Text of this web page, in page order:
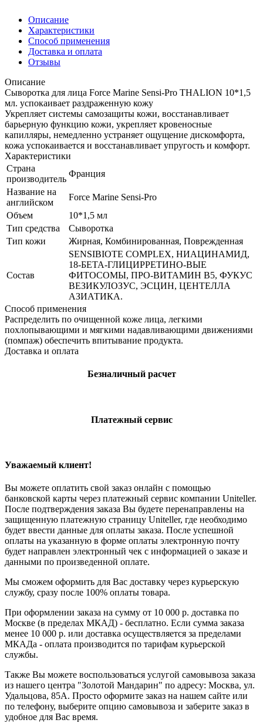
Описание
Характеристики
Способ применения
Доставка и оплата
Отзывы
Описание
Сыворотка для лица Force Marine Sensi-Pro THALION 10*1,5
мл. успокаивает раздраженную кожу
Укрепляет системы самозащиты кожи, восстанавливает
барьерную функцию кожи, укрепляет кровеносные
капилляры, немедленно устраняет ощущение дискомфорта,
кожа успокаивается и восстанавливает упругость и комфорт.
Характеристики
Страна
производитель
Франция
Название на
английском
Force Marine Sensi-Pro
Объем
10*1,5 мл
Тип средства
Сыворотка
Тип кожи
Жирная, Комбинированная, Поврежденная
Состав
SENSIBIOTE COMPLEX, НИАЦИНАМИД,
18-БЕТА-ГЛИЦИРРЕТИНО-ВЫЕ
ФИТОСОМЫ, ПРО-ВИТАМИН В5, ФУКУС
ВЕЗИКУЛОЗУС, ЭСЦИН, ЦЕНТЕЛЛА
АЗИАТИКА.
Способ применения
Распределить по очищенной коже лица, легкими
похлопывающими и мягкими надавливающими движениями
(помпаж) обеспечить впитывание продукта.
Доставка и оплата
Безналичный расчет
Платежный сервис
Уважаемый клиент!
Вы можете оплатить свой заказ онлайн с помощью
банковской карты через платежный сервис компании Uniteller.
После подтверждения заказа Вы будете перенаправлены на
защищенную платежную страницу Uniteller, где необходимо
будет ввести данные для оплаты заказа. После успешной
оплаты на указанную в форме оплаты электронную почту
будет направлен электронный чек с информацией о заказе и
данными по произведенной оплате.
Мы сможем оформить для Вас доставку через курьерскую
службу, сразу после 100% оплаты товара.
При оформлении заказа на сумму от 10 000 р. доставка по
Москве (в пределах МКАД) - бесплатно. Если сумма заказа
менее 10 000 р. или доставка осуществляется за пределами
МКАДа - оплата производится по тарифам курьерской
службы.
Также Вы можете воспользоваться услугой самовывоза заказа
из нашего центра "Золотой Мандарин" по адресу: Москва, ул.
Удальцова, 85А. Просто оформите заказ на нашем сайте или
по телефону, выберите опцию самовывоза и заберите заказ в
удобное для Вас время.